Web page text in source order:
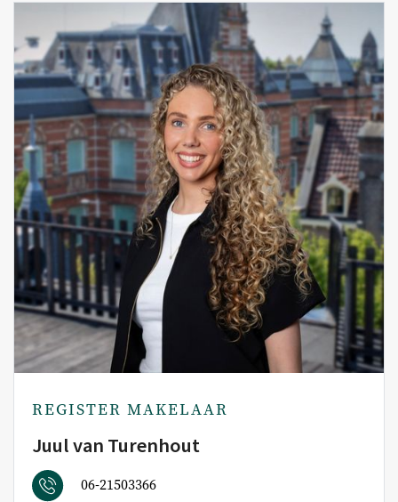
REGISTER MAKELAAR
Juul van Turenhout
06-21503366